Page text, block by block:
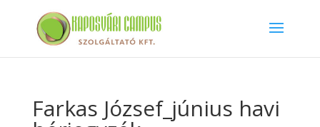
Farkas József_június havi